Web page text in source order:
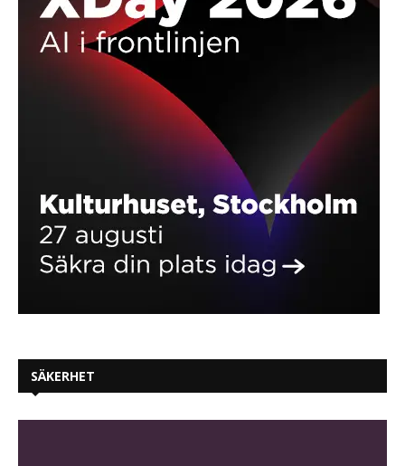
SÄKERHET